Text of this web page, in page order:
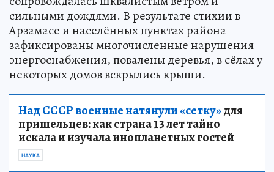
сильными дождями. В результате стихии в
Арзамасе и населённых пунктах района
зафиксированы многочисленные нарушения
энергоснабжения, повалены деревья, в сёлах у
некоторых домов вскрылись крыши.
Над СССР военные натянули «сетку»для
пришельцев: как страна 13 лет тайно
искала и изучала инопланетных гостей
НАУКА